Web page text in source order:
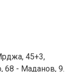
45+3,
68 - Маданов, 9.